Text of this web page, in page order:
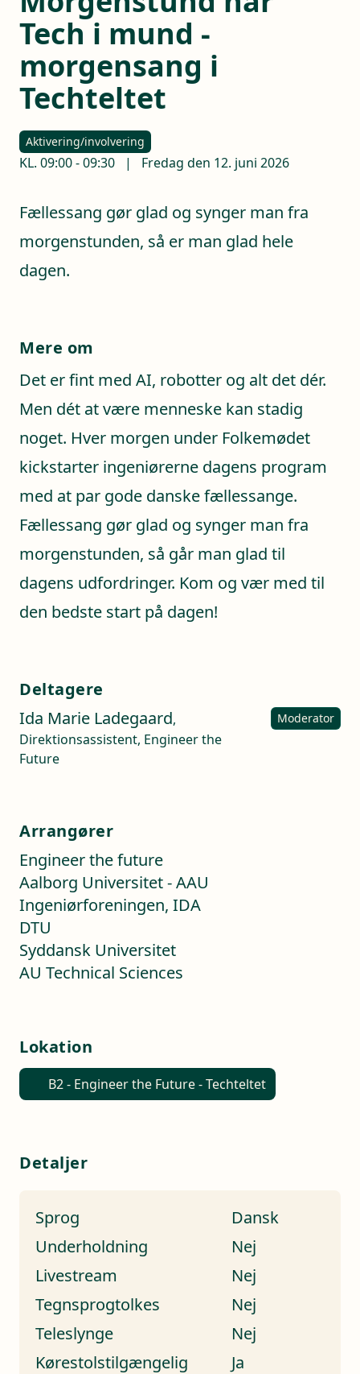
Tech i mund -
morgensang i
Techteltet
Aktivering/involvering
KL. 09:00-09:30 | Fredag den 12. juni 2026
Fællessang gør glad og synger man fra
morgenstunden, så er man glad hele
dagen.
Mere om
Det er fint med AI, robotter og alt det dér.
Men dét at være menneske kan stadig
noget. Hver morgen under Folkemødet
kickstarter ingeniørerne dagens program
med at par gode danske fællessange.
Fællessang gør glad og synger man fra
morgenstunden, så går man glad til
dagens udfordringer. Kom og vær med til
den bedste start på dagen!
Deltagere
Ida Marie Ladegaard,
Direktionsassistent, Engineer the
Future
Moderator
Arrangører
Engineer the future
Aalborg Universitet - AAU
Ingeniørforeningen, IDA
DTU
Syddansk Universitet
AU Technical Sciences
Lokation
B2 - Engineer the Future - Techteltet
Detaljer
Sprog
Dansk
Underholdning
Nej
Livestream
Nej
Tegnsprogtolkes
Nej
Teleslynge
Nej
Kørestolstilgængelig
Ja